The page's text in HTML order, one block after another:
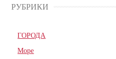
РУБРИКИ
ГОРОДА
Море